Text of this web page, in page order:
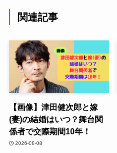
関連記事
【画像】津田健次郎と嫁
(妻)の結婚はいつ？舞台関
係者で交際期間10年！
2026-08-08